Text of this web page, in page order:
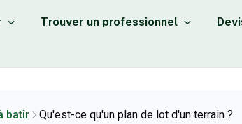
Trouver un professionnel
batîr Qu'est-ce qu'un plan de lot d'un terrain ?